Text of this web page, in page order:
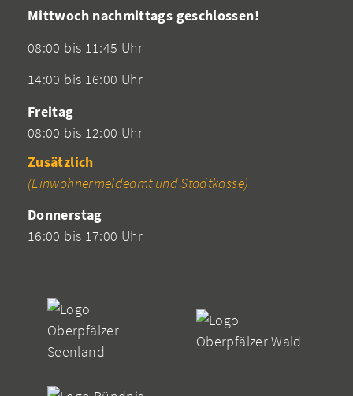
Mittwoch nachmittags geschlossen!
08:00 bis 11:45 Uhr
14:00 bis 16:00 Uhr
Freitag
08:00 bis 12:00 Uhr
Zusätzlich
(Einwohnermeldeamt und Stadtkasse)
Donnerstag
16:00 bis 17:00 Uhr